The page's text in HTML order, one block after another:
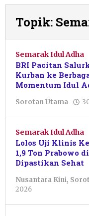
Topik:
Semarak Idul Adha
BRI Pacitan
Kurban ke
Momentum Idul
Sorotan Utama
Semarak Idul Adha
Lolos Uji Klinis
1,9 Ton Prabowo
Dipastikan Sehat
Nusantara Kini,
2026
Primanto